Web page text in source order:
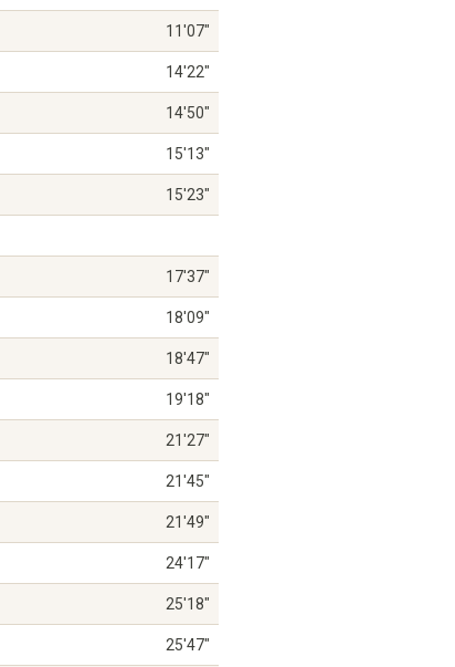
11'07"
14'22"
14'50"
15'13"
15'23"
17'37"
18'09"
18'47"
19'18"
21'27"
21'45"
21'49"
24'17"
25'18"
25'47"